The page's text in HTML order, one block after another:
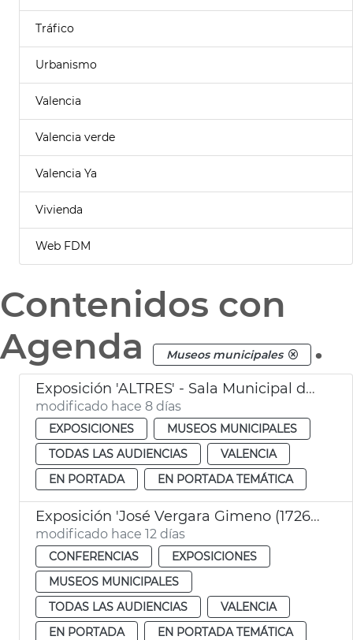
Tráfico
Urbanismo
Valencia
Valencia verde
Valencia Ya
Vivienda
Web FDM
Contenidos con
Agenda
Museos municipales .
Exposición 'ALTRES' - Sala Municipal de Exposiciones
modificado hace 8 días
EXPOSICIONES
MUSEOS MUNICIPALES
TODAS LAS AUDIENCIAS
VALENCIA
EN PORTADA
EN PORTADA TEMÁTICA
Exposición 'José Vergara Gimeno (1726-1799)'
modificado hace 12 días
CONFERENCIAS
EXPOSICIONES
MUSEOS MUNICIPALES
TODAS LAS AUDIENCIAS
VALENCIA
EN PORTADA
EN PORTADA TEMÁTICA